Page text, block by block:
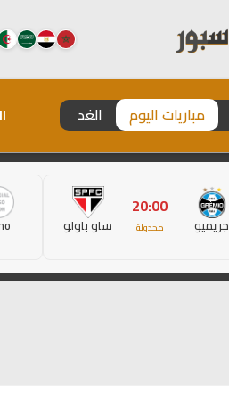
مباريات اليوم الغد
جريميو
20:00
مجدولة ساو باولو